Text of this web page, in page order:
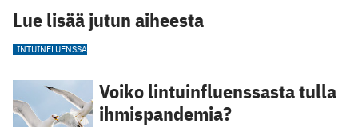
Lue lisää jutun aiheesta
LINTUINFLUENSSA
Voiko lintuinfluenssasta tulla
ihmispandemia?